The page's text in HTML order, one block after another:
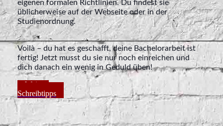
eigenen formalen Richtlinien. Du findest sie
üblicherweise auf der Webseite oder in der
Studienordnung.
Voilà – du hat es geschafft, deine Bachelorarbeit ist
fertig! Jetzt musst du sie nur noch einreichen und
dich danach ein wenig in Geduld üben!
Weitere
Schreibtipps